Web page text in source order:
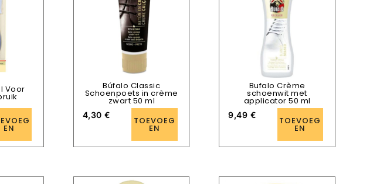
Voor
EN
Búfalo Classic
Schoenpoets in crème
zwart 50 ml
4,30€
TOEVOEG
EN
Bufalo Crème
schoenwit met
applicator 50 ml
9,49 €
TOEVOEG
EN